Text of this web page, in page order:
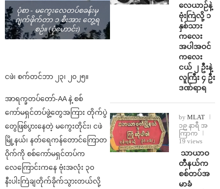
ပုံစာ - မကွေးလေတပ်စခန်းမှ
ဂျက်ဖိုက်တာ ၁ စီးအား တွေ့ရ
စဉ်။ (ပုံဟောင်း)
ငဖဲ၊ စက်တင်ဘာ ၂၃၊ ၂၀၂၅။
အာရက္ခတပ်တော်-AA နဲ့ စစ်
ကော်မရှင်တပ်ဖွဲ့တွေအကြား တိုက်ပွဲ
တွေဖြစ်ပွားနေတဲ့ မကွေးတိုင်း၊ ငဖဲ
မြို့နယ်၊ နတ်ရေကန်တောင်ကြောတ
ဝိုက်ကို စစ်ကော်မရှင်တပ်က
လေကြောင်းကနေ ဗုံးအလုံး ၃၀
နီးပါးကြဲချတိုက်ခိုက်သွားတယ်လို့
⁨လေယာဉ်နဲ့
ဗုံးကြဲလို့ ၁
နှစ်သား
ကလေး
အပါအဝင်
ကလေး
ငယ် ၂ ဦးနဲ့
လူကြီး ၄ ဦး
ဒဏ်ရာရ
by MLAT
၁၉ နာရီ အ
ကြာက
19 views
⁩ ⁨သာယာဝ
တီနယ်က
စစ်တပ်အ
မာခံ